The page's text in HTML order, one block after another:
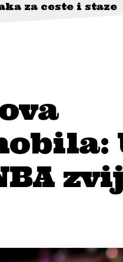
za ceste i staze